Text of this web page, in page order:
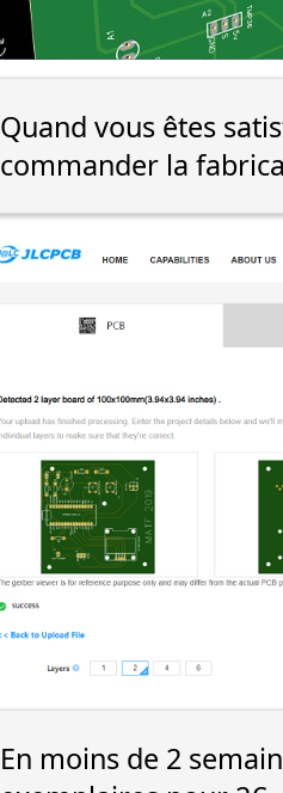
Quand vous êtes
commander la
En moins de 2